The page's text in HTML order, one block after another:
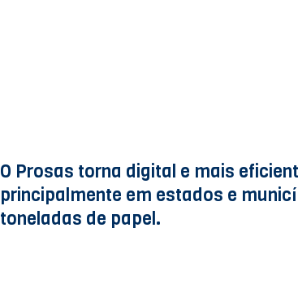
O Prosas torna digital e mais
principalmente em estados e
toneladas de papel.